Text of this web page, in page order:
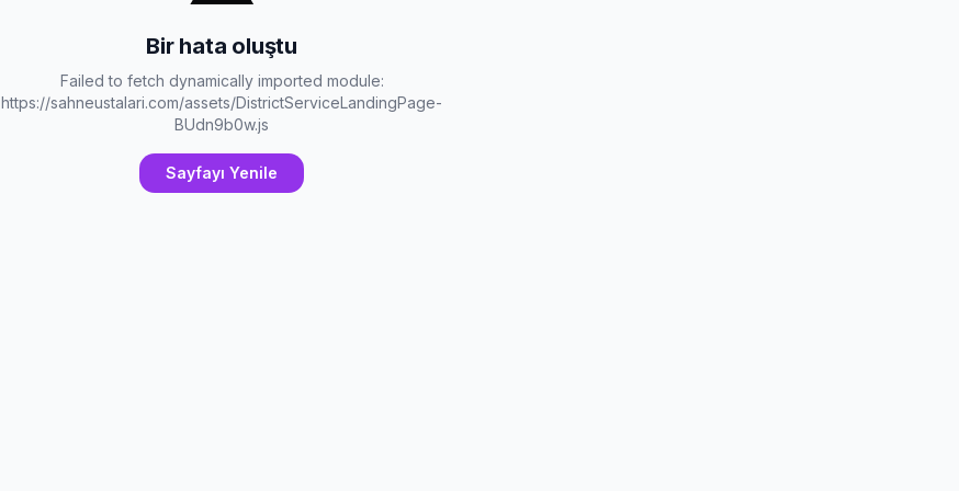
Bir hata oluştu
Failed to fetch dynamically imported module:
https://sahneustalari.com/assets/DistrictServiceLandingPage-
BUdn9b0w.js
Sayfayı Yenile